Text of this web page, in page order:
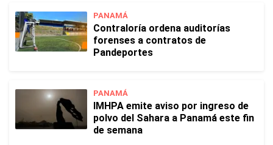
PANAMÁ
Contraloría ordena auditorías
forenses a contratos de
Pandeportes
PANAMÁ
IMHPA emite aviso por ingreso de
polvo del Sahara a Panamá este fin
de semana